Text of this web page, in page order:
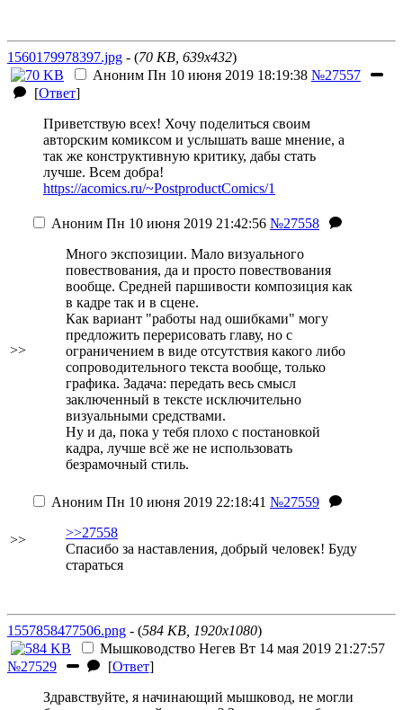
1560179978397.jpg - (70 KB, 639x432)
Аноним Пн 10 июня 2019 18:19:38 №27557
[Ответ]
Приветствую всех! Хочу поделиться своим
авторским комиксом и услышать ваше мнение, а
так же конструктивную критику, дабы стать
лучше. Всем добра!
https://acomics.ru/~PostproductComics/1
>>
Аноним Пн 10 июня 2019 21:42:56 №27558
Много экспозиции. Мало визуального
повествования, да и просто повествования
вообще. Средней паршивости композиция как
в кадре так и в сцене.
Как вариант "работы над ошибками" могу
предложить перерисовать главу, но с
ограничением в виде отсутствия какого либо
сопроводительного текста вообще, только
графика. Задача: передать весь смысл
заключенный в тексте исключительно
визуальными средствами.
Ну и да, пока у тебя плохо с постановкой
кадра, лучше всё же не использовать
безрамочный стиль.
>>
Аноним Пн 10 июня 2019 22:18:41 №27559
>>27558
Спасибо за наставления, добрый человек! Буду
стараться
1557858477506.png - (584 KB, 1920x1080)
Мышководство Негев Вт 14 мая 2019 21:27:57
№27529
[Ответ]
Здравствуйте, я начинающий мышковод, не могли